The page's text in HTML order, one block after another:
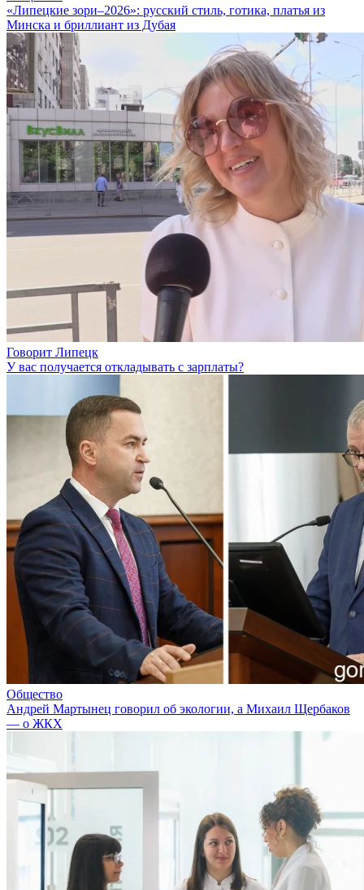
«Липецкие зори–2026»: русский стиль, готика, платья из
Минска и бриллиант из Дубая
Говорит Липецк
У вас получается откладывать с зарплаты?
Общество
Андрей Мартынец говорил об экологии, а Михаил Щербаков
— о ЖКХ